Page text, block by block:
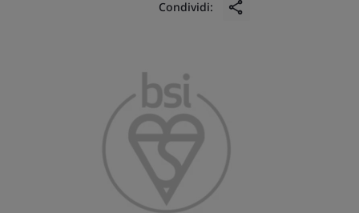
Condividi: